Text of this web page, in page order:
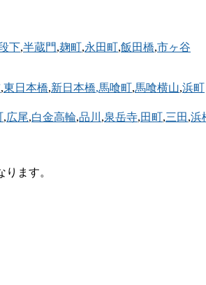
下,半蔵門,麹町,永田町,飯田橋,市ヶ谷
,東日本橋,新日本橋,馬喰町,馬喰横山,浜町
,広尾,白金高輪,品川 ,泉岳寺,田町,三田 ,浜
ます。